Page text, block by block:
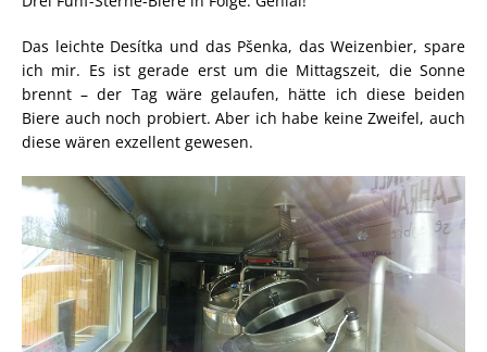
Das leichte Desítka und das Pšenka, das Weizenbier, spare
ich mir. Es ist gerade erst um die Mittagszeit, die Sonne
brennt – der Tag wäre gelaufen, hätte ich diese beiden
Biere auch noch probiert. Aber ich habe keine Zweifel, auch
diese wären exzellent gewesen.